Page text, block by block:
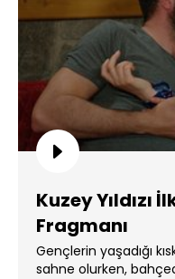
Kuzey Yıldızı
Fragmanı
Gençlerin yaşadığı
sahne olurken,